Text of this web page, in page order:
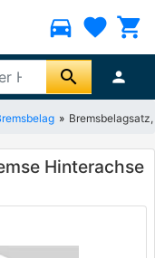
directions_car favorite shopping_cart
search person
Hinterachse